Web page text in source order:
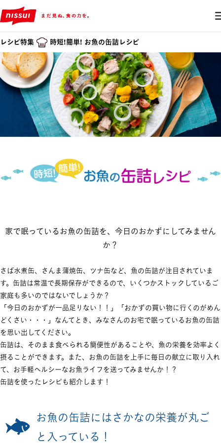
レシピ特集 時短!簡単! お魚の缶詰レシピ
家で眠っているお魚の缶詰を、今日のおかずにしてみません
か？
さば水煮缶、さんま蒲焼缶、ツナ缶など、魚の缶詰が注目されていま
す。缶詰は常温で長期保存ができるので、いくつかストックしているご
家庭も多いのではないでしょうか？
「今日のおかずが一品足りない！！」「おかずの買い物に行くのがめん
どくさい・・・」なんてとき、みなさんのお宅で眠っているお魚の缶詰
を思い出してください。
缶詰は、そのまま食べられる簡便性があることや、魚の栄養を効率よく
摂ることができます。また、お魚の缶詰を上手に毎日の献立に取り入れ
て、お手軽ヘルシーなお魚ライフを送ってみませんか！？
缶詰を使ったレシピも紹介します！
お魚の缶詰にはさかなの栄養が丸ご
と入っている！